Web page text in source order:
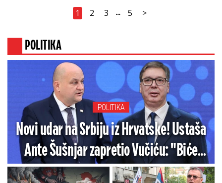
1 2 3 ... 5 >
POLITIKA
POLITIKA
Novi udar na Srbiju iz Hrvatske! Ustaša
Ante Šušnjar zapretio Vučiću: "Biće
nova Oluja" (VIDEO)